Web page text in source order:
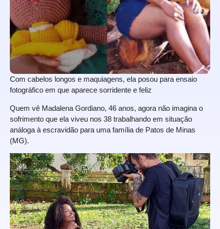
Com cabelos longos e maquiagens, ela posou para ensaio
fotográfico em que aparece sorridente e feliz
Quem vê Madalena Gordiano, 46 anos, agora não imagina o
sofrimento que ela viveu nos 38 trabalhando em situação
análoga à escravidão para uma família de Patos de Minas
(MG).